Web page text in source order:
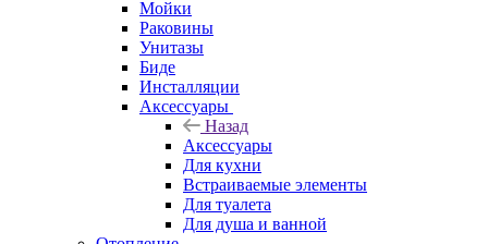
Мойки
Раковины
Унитазы
Биде
Инсталляции
Аксессуары
Назад
Аксессуары
Для кухни
Встраиваемые элементы
Для туалета
Для душа и ванной